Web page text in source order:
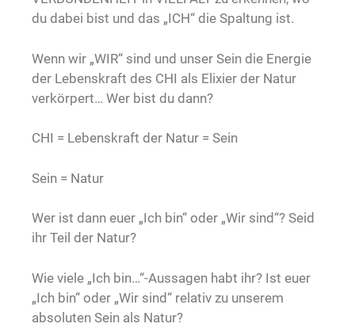
du dabei bist und das „ICH“ die Spaltung ist.
Wenn wir „WIR“ sind und unser Sein die Energie
der Lebenskraft des CHI als Elixier der Natur
verkörpert… Wer bist du dann?
CHI = Lebenskraft der Natur = Sein
Sein = Natur
Wer ist dann euer „Ich bin“ oder „Wir sind“? Seid
ihr Teil der Natur?
Wie viele „Ich bin…“-Aussagen habt ihr? Ist euer
„Ich bin“ oder „Wir sind“ relativ zu unserem
absoluten Sein als Natur?